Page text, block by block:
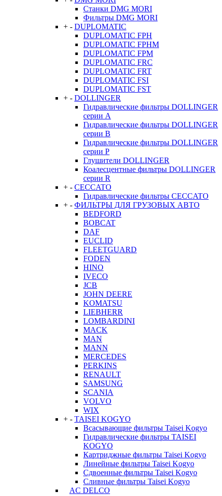
Станки DMG MORI
Фильтры DMG MORI
+ - DUPLOMATIC
DUPLOMATIC FPH
DUPLOMATIC FPHM
DUPLOMATIC FPM
DUPLOMATIC FRC
DUPLOMATIC FRT
DUPLOMATIC FSI
DUPLOMATIC FST
+ - DOLLINGER
Гидравлические фильтры DOLLINGER
серии A
Гидравлические фильтры DOLLINGER
серии B
Гидравлические фильтры DOLLINGER
серии P
Глушители DOLLINGER
Коалесцентные фильтры DOLLINGER
серии R
+ - CECCATO
Гидравлические фильтры CECCATO
+ - ФИЛЬТРЫ ДЛЯ ГРУЗОВЫХ АВТО
BEDFORD
BOBCAT
DAF
EUCLID
FLEETGUARD
FODEN
HINO
IVECO
JCB
JOHN DEERE
KOMATSU
LIEBHERR
LOMBARDINI
MACK
MAN
MANN
MERCEDES
PERKINS
RENAULT
SAMSUNG
SCANIA
VOLVO
WIX
+ - TAISEI KOGYO
Всасывающие фильтры Taisei Kogyo
Гидравлические фильтры TAISEI
KOGYO
Картриджные фильтры Taisei Kogyo
Линейные фильтры Taisei Kogyo
Сдвоенные фильтры Taisei Kogyo
Сливные фильтры Taisei Kogyo
AC DELCO